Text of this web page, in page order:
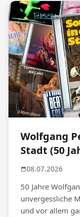
Wolfgang
Stadt (50
08.07.2026
50 Jahre
unvergessliche
und vor allem